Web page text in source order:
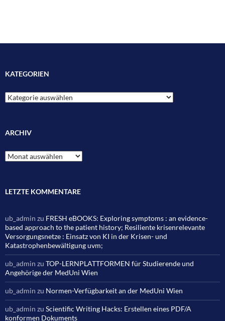
KATEGORIEN
Kategorien
ARCHIV
Archiv
LETZTE KOMMENTARE
ub_admin zu FRESH eBOOKS: Exploring symptoms : an evidence-
based approach to the patient history; Resiliente krisenrelevante
Versorgungsnetze : Einsatz von KI in der Krisen- und
Katastrophenbewältigung uvm;
ub_admin zu TOP-LERNPLATTFORMEN für Studierende und
Angehörige der MedUni Wien
ub_admin zu Normen-Verfügbarkeit an der MedUni Wien
ub_admin zu Scientific Writing Hacks: Erstellen eines PDF/A
konformen Dokuments